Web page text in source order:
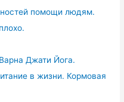
помощи людям.
Джати Йога.
в жизни. Кормовая